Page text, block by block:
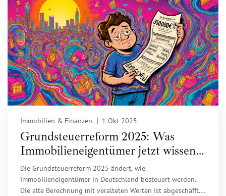
Immobilien & Finanzen 1 Okt 2025
Grundsteuerreform 2025: Was
Immobilieneigentümer jetzt wissen
müssen
Die Grundsteuerreform 2025 ändert, wie
Immobilieneigentümer in Deutschland besteuert werden.
Die alte Berechnung mit veralteten Werten ist abgeschafft.